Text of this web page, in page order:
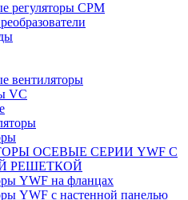
регуляторы СРМ
вентиляторы
VC
ОСЕВЫЕ СЕРИИ YWF С
РЕШЕТКОЙ
YWF на фланцах
YWF с настенной панелью